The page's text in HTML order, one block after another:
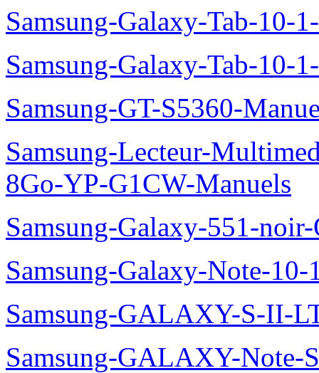
Samsung-Galaxy-Tab-10-
Samsung-Galaxy-Tab-10-
Samsung-GT-S5360-
Samsung-Lecteur-
8Go-YP-G1CW-Manuels
Samsung-Galaxy-551-
Samsung-Galaxy-Note-
Samsung-GALAXY-S-II-
Samsung-GALAXY-Note-